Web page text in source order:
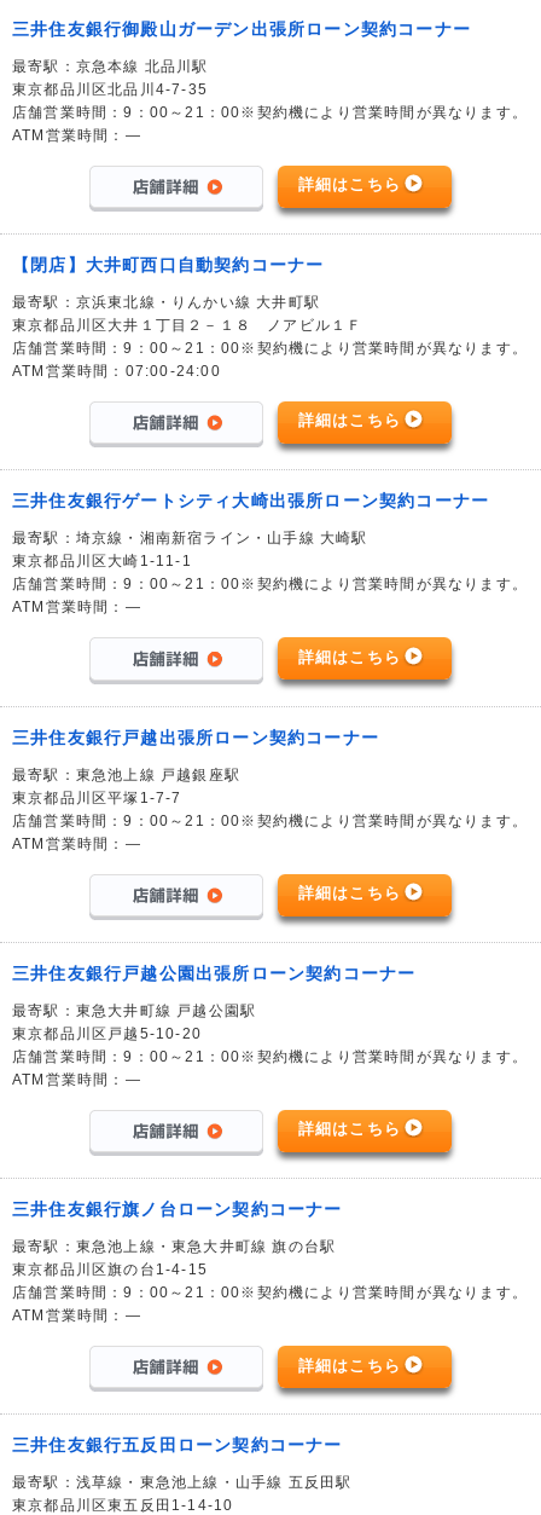
三井住友銀行御殿山ガーデン出張所ローン契約コーナー
最寄駅：京急本線 北品川駅
東京都品川区北品川4-7-35
店舗営業時間：9：00～21：00※契約機により営業時間が異なります。
ATM営業時間：―
詳細はこちら
【閉店】大井町西口自動契約コーナー
最寄駅：京浜東北線・りんかい線 大井町駅
東京都品川区大井１丁目２－１８ ノアビル１Ｆ
店舗営業時間：9：00～21：00※契約機により営業時間が異なります。
ATM営業時間：07:00-24:00
詳細はこちら
三井住友銀行ゲートシティ大崎出張所ローン契約コーナー
最寄駅：埼京線・湘南新宿ライン・山手線 大崎駅
東京都品川区大崎1-11-1
店舗営業時間：9：00～21：00※契約機により営業時間が異なります。
ATM営業時間：―
詳細はこちら
三井住友銀行戸越出張所ローン契約コーナー
最寄駅：東急池上線 戸越銀座駅
東京都品川区平塚1-7-7
店舗営業時間：9：00～21：00※契約機により営業時間が異なります。
ATM営業時間：―
詳細はこちら
三井住友銀行戸越公園出張所ローン契約コーナー
最寄駅：東急大井町線 戸越公園駅
東京都品川区戸越5-10-20
店舗営業時間：9：00～21：00※契約機により営業時間が異なります。
ATM営業時間：―
詳細はこちら
三井住友銀行旗ノ台ローン契約コーナー
最寄駅：東急池上線・東急大井町線 旗の台駅
東京都品川区旗の台1-4-15
店舗営業時間：9：00～21：00※契約機により営業時間が異なります。
ATM営業時間：―
詳細はこちら
三井住友銀行五反田ローン契約コーナー
最寄駅：浅草線・東急池上線・山手線 五反田駅
東京都品川区東五反田1-14-10